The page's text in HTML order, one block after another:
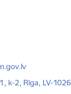
k-2, Rīga, LV-1026